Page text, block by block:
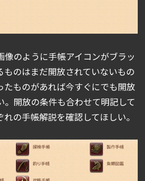
像のように手帳アイコンがブラッ
ものはまだ開放されていないもの
たものがあれば今すぐにでも開放
。開放の条件も合わせて明記して
の手帳解説を確認してほしい。